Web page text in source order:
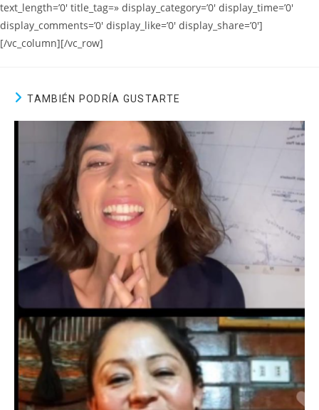
text_length=’0′ title_tag=» display_category=’0′ display_time=’0′
display_comments=’0′ display_like=’0′ display_share=’0′]
[/vc_column][/vc_row]
TAMBIÉN PODRÍA GUSTARTE